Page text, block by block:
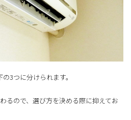
3つに分けられます。
るので、選び方を決める際に抑えてお